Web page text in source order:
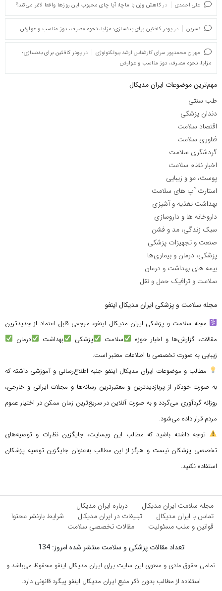
علی احمدی در کاهش وزن با ماچا؛ آیا چای محبوب این روزها واقعا لاغر می‌کند؟
نسرین در پودر کافئین برای بدنسازی؛ مزایا، نحوه مصرف، دوز مناسب و عوارض
مهران محمدپور سرای کارشناس ارشد بیوتکنولوژی در پودر کافئین برای بدنسازی؛
مزایا، نحوه مصرف، دوز مناسب و عوارض
مهم‌ترین موضوعات ایران مدیکال
طب سنتی
دندان پزشکی
اقتصاد سلامت
فناوری سلامت
گردشگری سلامت
اخبار نظام سلامت
پوست، مو و زیبایی
استارت آپ های سلامت
بهداشت تغذیه و آشپزی
داروخانه ها و داروسازی
سبک زندگی، مد و فشن
صنعت و تجهیزات پزشکی
پزشکی، درمان و بیماری‌ها
بیمه های بهداشت و درمان
سلامت و ترافیک حمل و نقل
مجله سلامت و پزشکی ایران مدیکال اینفو
مجله سلامت و پزشکی ایران مدیکال اینفو، مرجعی قابل اعتماد از جدیدترین
مقالات، گزارش‌ها و اخبار حوزه
سلامت پزشکی بهداشت
درمان
زیبایی به صورت تخصصی با اطلاعات معتبر است.
مطالب و موضوعات ایران مدیکال اینفو جنبه اطلاع‌رسانی و آموزشی داشته که
به صورت خودکار از پربازدیدترین و معتبرترین رسانه‌ها و مجلات ایرانی و خارجی،
روزانه گردآوری می‌گردد و به صورت آنلاین در سریع‌ترین زمان ممکن در اختیار عموم
مردم قرار داده می‌شود.
توجه داشته باشید که مطالب این وبسایت، جایگزین نظرات و توصیه‌های
تخصصی پزشکان نیست و هرگز از این مطالب به‌عنوان جایگزین توصیه پزشکان
استفاده نکنید.
مجله سلامت ایران مدیکال
درباره ایران مدیکال
تماس با ایران مدیکال
تبلیغات در ایران مدیکال
شرایط بازنشر محتوا
قوانین و سلب مسئولیت
مقالات تخصصی سلامت
تعداد مقالات پزشکی و سلامت منتشر شده امروز: 134
تمامی حقوق مادی و معنوی این سایت برای ایران مدیکال اینفو محفوظ می‌باشد و
استفاده از مطالب بدون ذکر منبع ایران مدیکال اینفو پیگرد قانونی دارد.